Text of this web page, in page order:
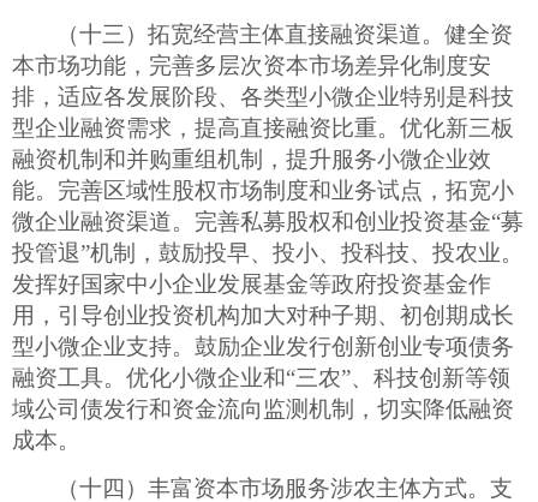
（十三）拓宽经营主体直接融资渠道。健全资
本市场功能，完善多层次资本市场差异化制度安
排，适应各发展阶段、各类型小微企业特别是科技
型企业融资需求，提高直接融资比重。优化新三板
融资机制和并购重组机制，提升服务小微企业效
能。完善区域性股权市场制度和业务试点，拓宽小
微企业融资渠道。完善私募股权和创业投资基金“募
投管退”机制，鼓励投早、投小、投科技、投农业。
发挥好国家中小企业发展基金等政府投资基金作
用，引导创业投资机构加大对种子期、初创期成长
型小微企业支持。鼓励企业发行创新创业专项债务
融资工具。优化小微企业和“三农”、科技创新等领
域公司债发行和资金流向监测机制，切实降低融资
成本。
（十四）丰富资本市场服务涉农主体方式。支